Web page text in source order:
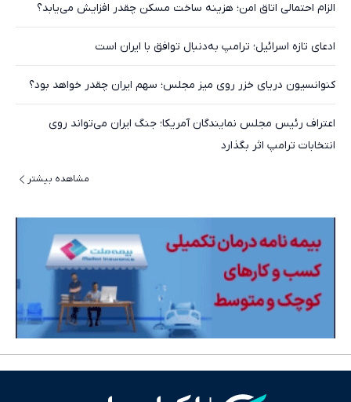
الزام احتمالی اتاق امن؛ هزینه ساخت مسکن چقدر افزایش می‌یابد؟
ادعای تازه اسرائیل؛ ترامپ به‌دنبال توافق با ایران است
کنوانسیون دریای خزر روی میز مجلس؛ سهم ایران چقدر خواهد بود؟
اعتراف رئیس مجلس نمایندگان آمریکا؛ جنگ ایران می‌تواند روی
انتخابات ترامپ اثر بگذارد
مشاهده بیشتر